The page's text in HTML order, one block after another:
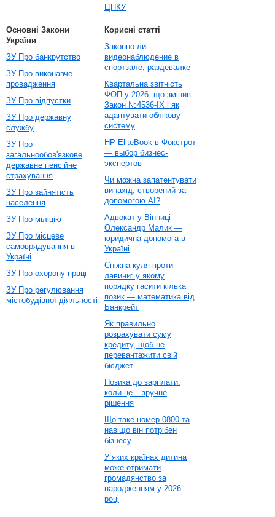
ЦПКУ
Основні Закони
України
ЗУ Про банкрутство
ЗУ Про виконавче
провадження
ЗУ Про відпустки
ЗУ Про державну
службу
ЗУ Про
загальнообов'язкове
державне пенсійне
страхування
ЗУ Про зайнятість
населення
ЗУ Про міліцію
ЗУ Про місцеве
самоврядування в
Україні
ЗУ Про охорону праці
ЗУ Про регулювання
містобудівної діяльності
Корисні статті
Законно ли
видеонаблюдение в
спортзале, раздевалке
Квартальна звітність
ФОП у 2026: що змінив
Закон №4536-IX і як
адаптувати облікову
систему
HP EliteBook в Фокстрот
— выбор бизнес-
экспертов
Чи можна запатентувати
винахід, створений за
допомогою AI?
Адвокат у Вінниці
Олександр Малик —
юридична допомога в
Україні
Сніжна куля проти
лавини: у якому
порядку гасити кілька
позик — математика від
Банкрейт
Як правильно
розрахувати суму
кредиту, щоб не
перевантажити свій
бюджет
Позика до зарплати:
коли це – зручне
рішення
Що таке номер 0800 та
навіщо він потрібен
бізнесу
У яких країнах дитина
може отримати
громадянство за
народженням у 2026
році